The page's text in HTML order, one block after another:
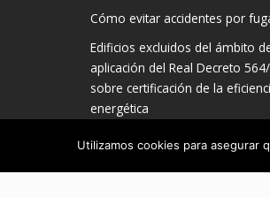
Cómo evitar accidentes por
Edificios excluidos del ámbito
aplicación del Real Decreto
sobre certificación de la
energética
Procedimiento básico para la
Utilizamos cookies para asegurar